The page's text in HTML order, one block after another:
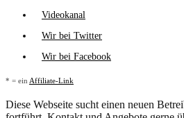
Videokanal
Wir bei Twitter
Wir bei Facebook
* = ein Affiliate-Link
Diese Webseite sucht einen neuen